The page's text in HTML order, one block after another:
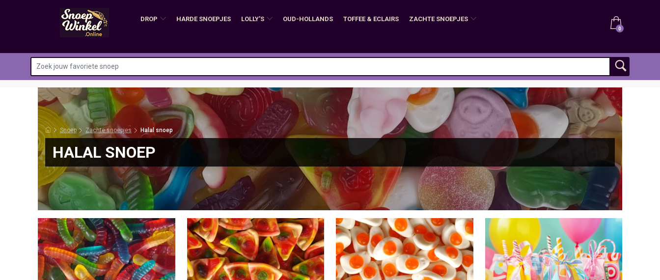
DROP HARDE SNOEPJES LOLLY'S OUD-HOLLANDS TOFFEE & ECLAIRS ZACHTE SNOEPJES
0
Snoep Zachte snoepjes Halal snoep
HALAL SNOEP